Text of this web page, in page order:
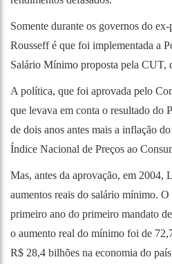
Somente durante os governos do
Rousseff é que foi implementada a
Salário Mínimo proposta pela CUT,
A política, que foi aprovada pelo
que levava em conta o resultado do
de dois anos antes mais a inflação
Índice Nacional de Preços ao
Mas, antes da aprovação, em 2004,
aumentos reais do salário mínimo.
primeiro ano do primeiro mandato
o aumento real do mínimo foi de
R$ 28,4 bilhões na economia do